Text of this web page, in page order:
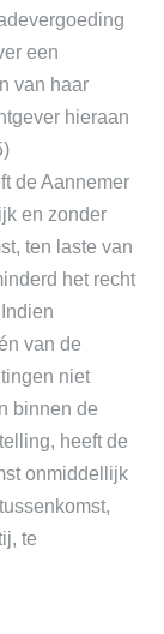
een
van haar
hieraan
de Aannemer
en zonder
ten laste van
het recht
van de
niet
binnen de
heeft de
onmiddellijk
te